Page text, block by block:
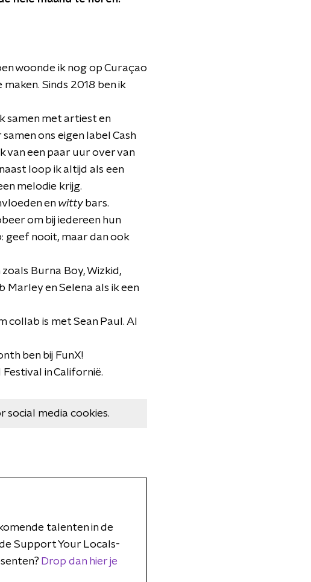
woonde ik nog op Curaçao
Sinds 2018 ben ik
samen met artiest en
ons eigen label Cash
van een paar uur over van
loop ik altijd als een
melodie krijg.
en witty bars.
om bij iedereen hun
geef nooit, maar dan ook
Burna Boy, Wizkid,
Marley en Selena als ik een
collab is met Sean Paul. Al
ben bij FunX!
in Californië.
social media cookies.
talenten in de
Support Your Locals-
Drop dan hier je